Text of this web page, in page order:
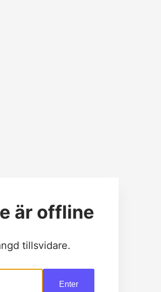
är offline
tillsvidare.
Enter